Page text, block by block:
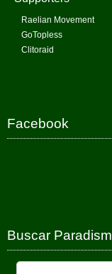
Raelian Movement
GoTopless
Clitoraid
Facebook
Buscar Paradism